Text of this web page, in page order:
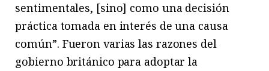
sentimentales, [sino] como una decisión
práctica tomada en interés de una causa
común”. Fueron varias las razones del
gobierno británico para adoptar la